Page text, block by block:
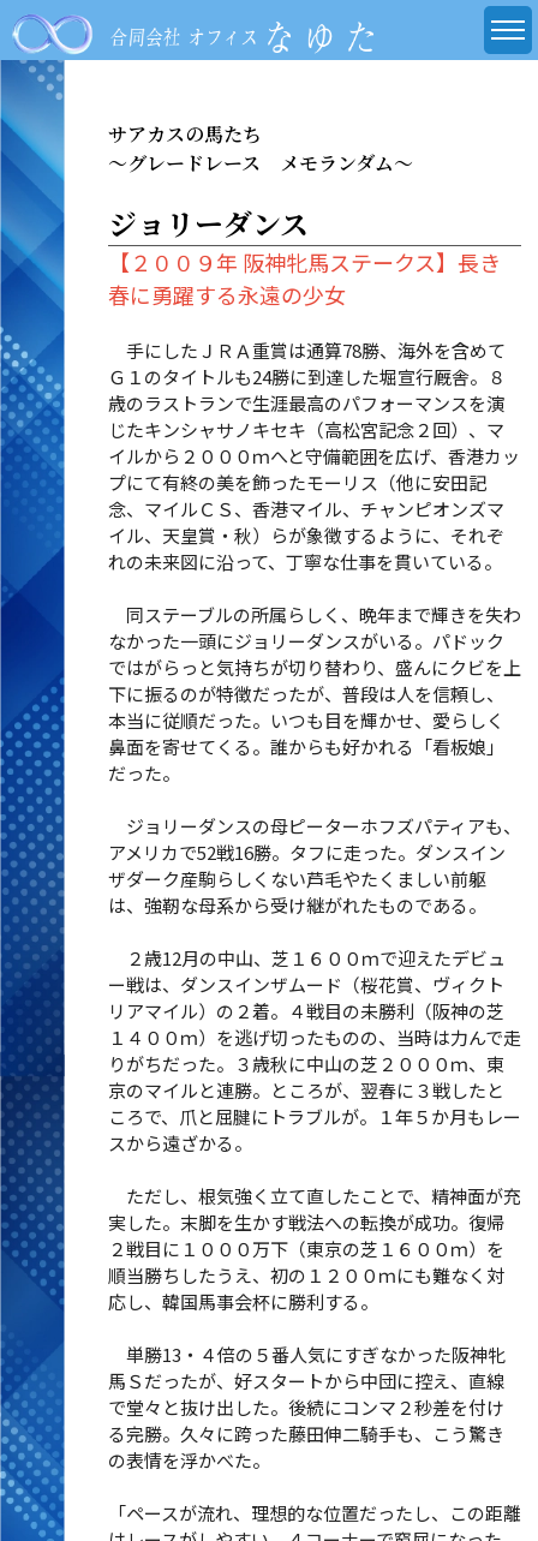
サアカスの馬たち
～グレードレース メモランダム～
ジョリーダンス
【２００９年 阪神牝馬ステークス】長き
春に勇躍する永遠の少女
手にしたＪＲＡ重賞は通算78勝、海外を含めて
Ｇ１のタイトルも24勝に到達した堀宣行厩舎。８
歳のラストランで生涯最高のパフォーマンスを演
じたキンシャサノキセキ（高松宮記念２回）、マ
イルから２０００ｍへと守備範囲を広げ、香港カッ
プにて有終の美を飾ったモーリス（他に安田記
念、マイルＣＳ、香港マイル、チャンピオンズマ
イル、天皇賞・秋）らが象徴するように、それぞ
れの未来図に沿って、丁寧な仕事を貫いている。
同ステーブルの所属らしく、晩年まで輝きを失わ
なかった一頭にジョリーダンスがいる。パドック
ではがらっと気持ちが切り替わり、盛んにクビを上
下に振るのが特徴だったが、普段は人を信頼し、
本当に従順だった。いつも目を輝かせ、愛らしく
鼻面を寄せてくる。誰からも好かれる「看板娘」
だった。
ジョリーダンスの母ピーターホフズパティアも、
アメリカで52戦16勝。タフに走った。ダンスイン
ザダーク産駒らしくない芦毛やたくましい前躯
は、強靭な母系から受け継がれたものである。
２歳12月の中山、芝１６００ｍで迎えたデビュ
ー戦は、ダンスインザムード（桜花賞、ヴィクト
リアマイル）の２着。４戦目の未勝利（阪神の芝
１４００ｍ）を逃げ切ったものの、当時は力んで走
りがちだった。３歳秋に中山の芝２０００ｍ、東
京のマイルと連勝。ところが、翌春に３戦したと
ころで、爪と屈腱にトラブルが。１年５か月もレー
スから遠ざかる。
ただし、根気強く立て直したことで、精神面が充
実した。末脚を生かす戦法への転換が成功。復帰
２戦目に１０００万下（東京の芝１６００ｍ）を
順当勝ちしたうえ、初の１２００ｍにも難なく対
応し、韓国馬事会杯に勝利する。
単勝13・４倍の５番人気にすぎなかった阪神牝
馬Ｓだったが、好スタートから中団に控え、直線
で堂々と抜け出した。後続にコンマ２秒差を付け
る完勝。久々に跨った藤田伸二騎手も、こう驚き
の表情を浮かべた。
「ペースが流れ、理想的な位置だったし、この距離